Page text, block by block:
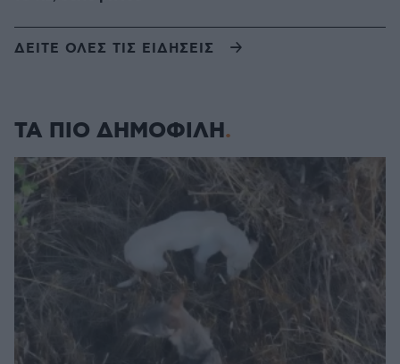
ΔΕΙΤΕ ΟΛΕΣ ΤΙΣ ΕΙΔΗΣΕΙΣ
ΤΑ ΠΙΟ ΔΗΜΟΦΙΛΗ